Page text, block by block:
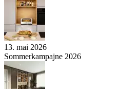
13. mai 2026
Sommerkampajne 2026